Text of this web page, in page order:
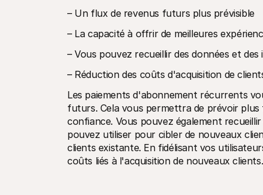
– Un flux de revenus futurs plus prévisible
– La capacité à offrir de meilleures
– Vous pouvez recueillir des données et
– Réduction des coûts d'acquisition de
Les paiements d'abonnement récurrents
futurs. Cela vous permettra de prévoir
confiance. Vous pouvez également
pouvez utiliser pour cibler de nouveaux
clients existante. En fidélisant vos
coûts liés à l'acquisition de nouveaux clients.